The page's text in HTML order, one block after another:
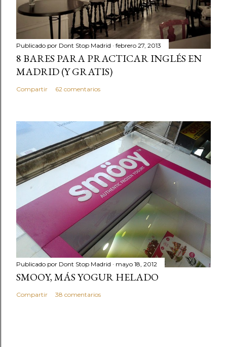
Publicado por Dont Stop Madrid febrero 27, 2013
8 BARES PARA PRACTICAR INGLÉS EN
MADRID (Y GRATIS)
Compartir 62 comentarios
Publicado por Dont Stop Madrid mayo 18, 2012
SMOOY, MÁS YOGUR HELADO
Compartir 38 comentarios